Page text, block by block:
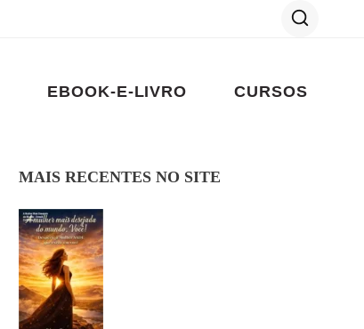
EBOOK-E-LIVRO CURSOS
MAIS RECENTES NO SITE